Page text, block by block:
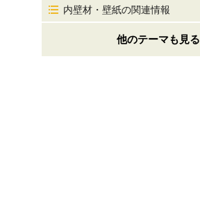
内壁材・壁紙の関連情報
他のテーマも見る